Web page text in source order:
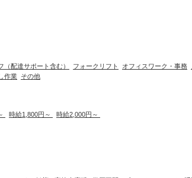
（配達サポート含む） フォークリフト オフィスワーク・事務
作業 その他
時給1,800円～ 時給2,000円～